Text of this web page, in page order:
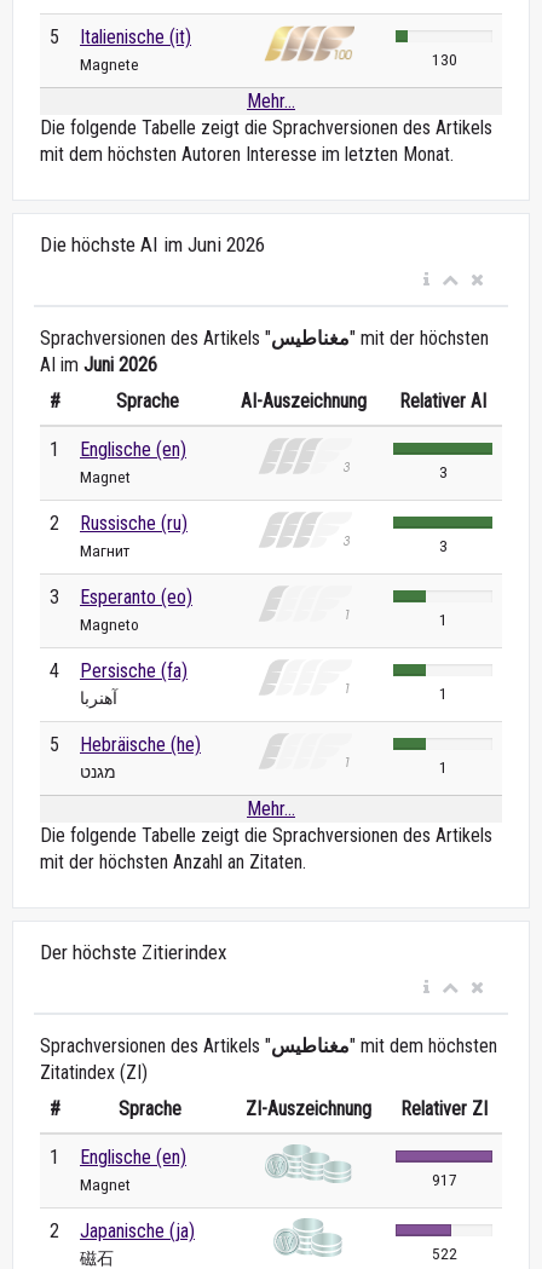
5 Italienische (it)
Magnete 130
Mehr...
Die folgende Tabelle zeigt die Sprachversionen des Artikels
mit dem höchsten Autoren Interesse im letzten Monat.
Die höchste AI im Juni 2026
Sprachversionen des Artikels "مغناطيس" mit der höchsten
AI im Juni 2026
#
Sprache AI-Auszeichnung Relativer AI
1 Englische (en)
Magnet 3
2 Russische (ru)
Магнит 3
3 Esperanto (eo)
Magneto 1
4 Persische (fa)
آهنربا 1
5 Hebräische (he)
מגנט 1
Mehr...
Die folgende Tabelle zeigt die Sprachversionen des Artikels
mit der höchsten Anzahl an Zitaten.
Der höchste Zitierindex
Sprachversionen des Artikels "مغناطيس" mit dem höchsten
Zitatindex (ZI)
#
Sprache ZI-Auszeichnung Relativer ZI
1 Englische (en)
Magnet 917
2 Japanische (ja)
磁石 522